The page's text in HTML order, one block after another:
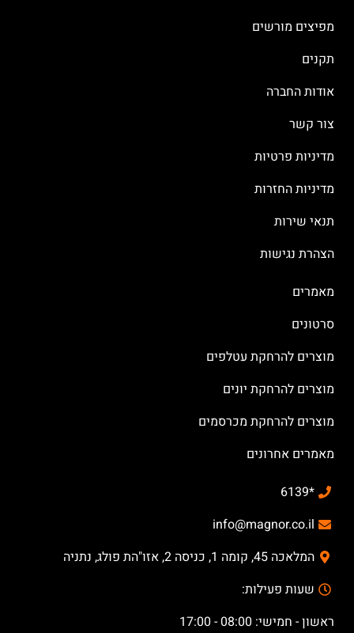
מפיצים מורשים
תקנים
אודות החברה
צור קשר
מדיניות פרטיות
מדיניות החזרות
תנאי שירות
הצהרת נגישות
מאמרים
סרטונים
מוצרים להרחקת עטלפים
מוצרים להרחקת יונים
מוצרים להרחקת מכרסמים
מאמרים אחרונים
*6139
info@magnor.co.il
המלאכה 45, קומה 1, כניסה 2, אזו"הת פולג, נתניה
שעות פעילות:
ראשון - חמישי: 08:00 - 17:00